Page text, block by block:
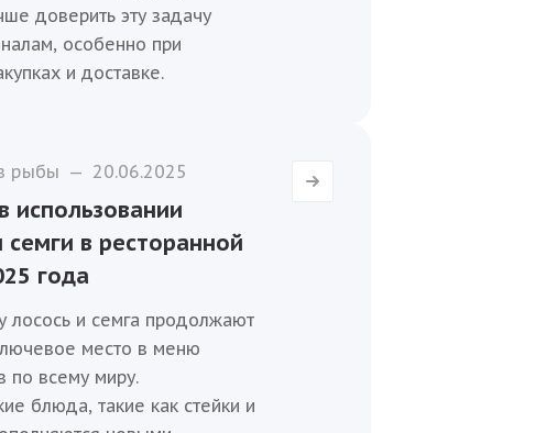
доверить эту задачу
особенно при
и доставке.
рыбы — 20.06.2025
использовании
семги в ресторанной
года
лосось и семга продолжают
место в меню
по всему миру.
блюда, такие как стейки и